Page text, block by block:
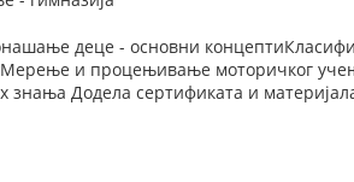
деце - основни
и процењивање моторичког
Додела сертификата и